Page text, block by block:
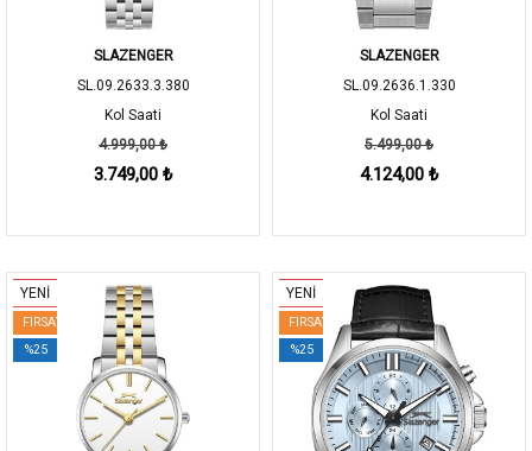
SLAZENGER
SL.09.2633.3.380
Kol Saati
4.999,00 ₺
3.749,00 ₺
SLAZENGER
SL.09.2636.1.330
Kol Saati
5.499,00 ₺
4.124,00 ₺
YENİ
FIRSAT
%25
YENİ
FIRSAT
%25